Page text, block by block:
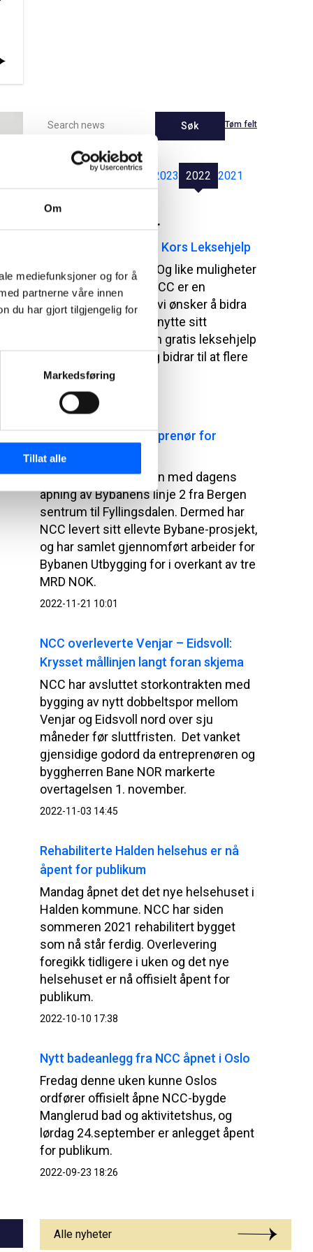
Om
mediefunksjoner og for å
partnerne våre innen
du har gjort tilgjengelig for
Markedsføring
Tillat alle
Søk Tøm felt
2026 2023 2022 2021
Pressemeldinger
NCC donerer til Røde Kors Leksehjelp
Utdanning betyr noe. Og like muligheter
til å lykkes er viktig. NCC er en
kunnskapsbedrift og vi ønsker å bidra
til at enda flere kan utnytte sitt
potensial. Et tilbud om gratis leksehjelp
er viktig for mange og bidrar til at flere
lykkes på skolen.
2022-12-21 14:35
NCC en sentral entreprenør for
Bybanen
NCC gratulerer Bergen med dagens
åpning av Bybanens linje 2 fra Bergen
sentrum til Fyllingsdalen. Dermed har
NCC levert sitt ellevte Bybane-prosjekt,
og har samlet gjennomført arbeider for
Bybanen Utbygging for i overkant av tre
MRD NOK.
2022-11-21 10:01
NCC overleverte Venjar – Eidsvoll:
Krysset mållinjen langt foran skjema
NCC har avsluttet storkontrakten med
bygging av nytt dobbeltspor mellom
Venjar og Eidsvoll nord over sju
måneder før sluttfristen. Det vanket
gjensidige godord da entreprenøren og
byggherren Bane NOR markerte
overtagelsen 1. november.
2022-11-03 14:45
Rehabiliterte Halden helsehus er nå
åpent for publikum
Mandag åpnet det det nye helsehuset i
Halden kommune. NCC har siden
sommeren 2021 rehabilitert bygget
som nå står ferdig. Overlevering
foregikk tidligere i uken og det nye
helsehuset er nå offisielt åpent for
publikum.
2022-10-10 17:38
Nytt badeanlegg fra NCC åpnet i Oslo
Fredag denne uken kunne Oslos
ordfører offisielt åpne NCC-bygde
Manglerud bad og aktivitetshus, og
lørdag 24.september er anlegget åpent
for publikum.
2022-09-23 18:26
Alle nyheter